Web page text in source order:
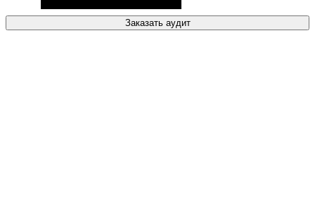
Заказать аудит